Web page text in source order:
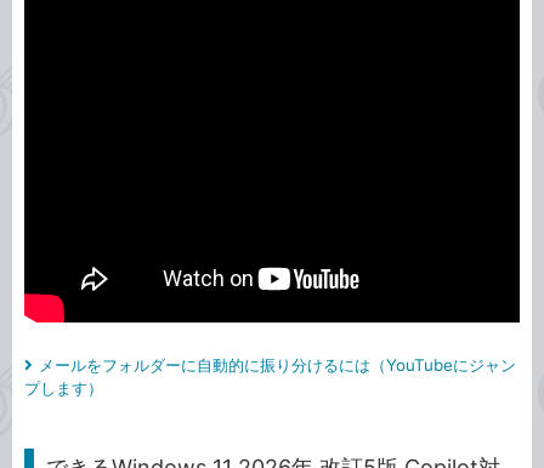
メールをフォルダーに自動的に振り分けるには（YouTubeにジャン
プします）